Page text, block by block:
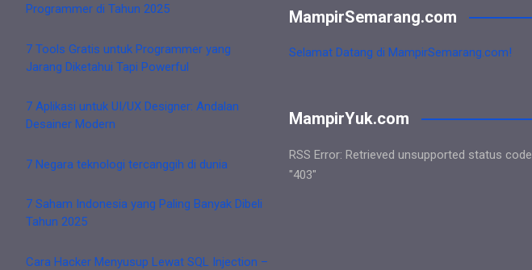
Programmer di Tahun 2025
7 Tools Gratis untuk Programmer yang
Jarang Diketahui Tapi Powerful
7 Aplikasi untuk UI/UX Designer: Andalan
Desainer Modern
7 Negara teknologi tercanggih di dunia
7 Saham Indonesia yang Paling Banyak Dibeli
Tahun 2025
Cara Hacker Menyusup Lewat SQL Injection –
MampirSemarang.com
Selamat Datang di MampirSemarang.com!
MampirYuk.com
RSS Error: Retrieved unsupported status code
"403"